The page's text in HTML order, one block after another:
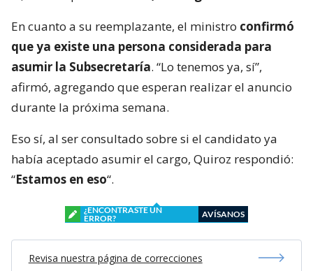
En cuanto a su reemplazante, el ministro confirmó
que ya existe una persona considerada para
asumir la Subsecretaría. “Lo tenemos ya, sí”,
afirmó, agregando que esperan realizar el anuncio
durante la próxima semana.
Eso sí, al ser consultado sobre si el candidato ya
había aceptado asumir el cargo, Quiroz respondió:
“Estamos en eso“.
¿ENCONTRASTE UN
ERROR?
AVÍSANOS
Revisa nuestra página de correcciones